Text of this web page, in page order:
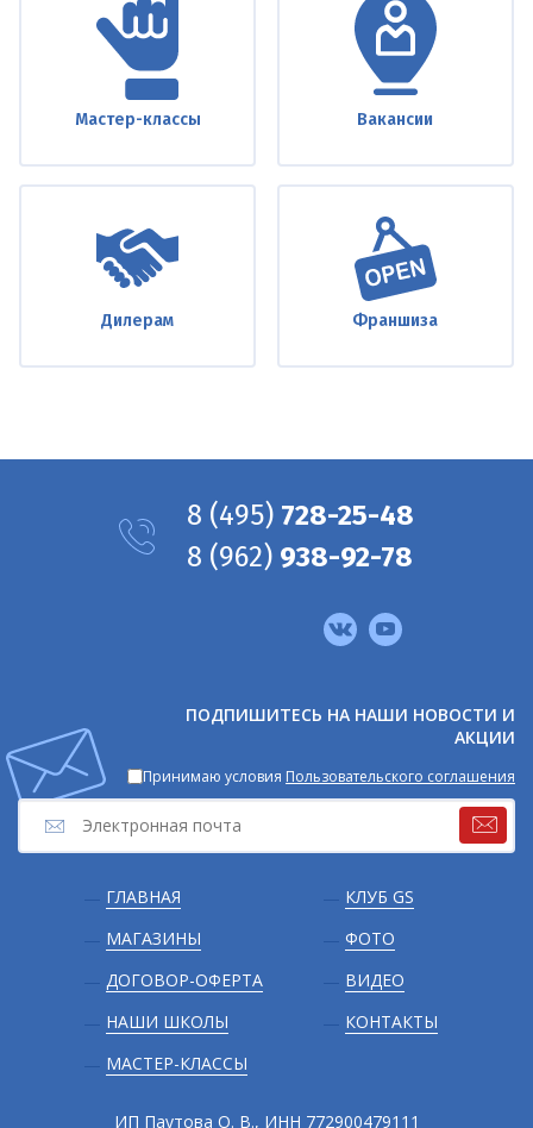
Мастер-классы Вакансии
Дилерам Франшиза
Подвал
ГЛАВНАЯ
МАГАЗИНЫ
ДОГОВОР-ОФЕРТА
НАШИ ШКОЛЫ
МАСТЕР-КЛАССЫ
КЛУБ GS
ФОТО
ВИДЕО
КОНТАКТЫ
ПОДПИШИТЕСЬ НА НАШИ НОВОСТИ И
АКЦИИ
Принимаю условия Пользовательского соглашения
8 (495) 728-25-48
8 (962) 938-92-78
ИП Паутова О. В., ИНН 772900479111